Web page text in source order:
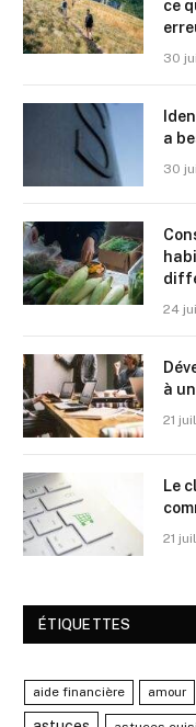
ce
30
a
30
24
à
21
Le
21
ÉTIQUETTES
aide financière amour